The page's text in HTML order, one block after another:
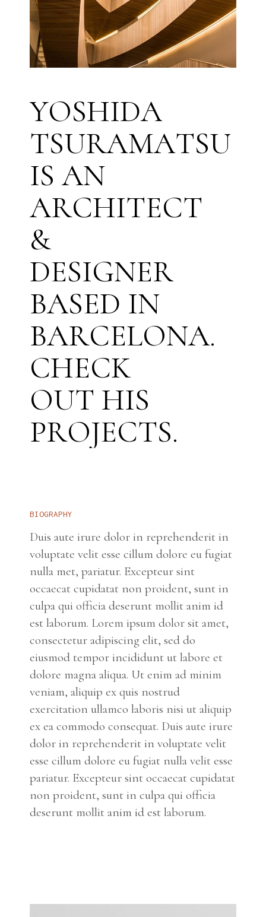
YOSHIDA
TSURAMATSU
IS AN
ARCHITECT
&
DESIGNER
BASED IN
BARCELONA.
CHECK
OUT HIS
PROJECTS.
BIOGRAPHY
Duis aute irure dolor in reprehenderit in
voluptate velit esse cillum dolore eu fugiat
nulla met, pariatur. Excepteur sint
occaecat cupidatat non proident, sunt in
culpa qui officia deserunt mollit anim id
est laborum. Lorem ipsum dolor sit amet,
consectetur adipiscing elit, sed do
eiusmod tempor incididunt ut labore et
dolore magna aliqua. Ut enim ad minim
veniam, aliquip ex quis nostrud
exercitation ullamco laboris nisi ut aliquip
ex ea commodo consequat. Duis aute irure
dolor in reprehenderit in voluptate velit
esse cillum dolore eu fugiat nulla velit esse
pariatur. Excepteur sint occaecat cupidatat
non proident, sunt in culpa qui officia
deserunt mollit anim id est laborum.